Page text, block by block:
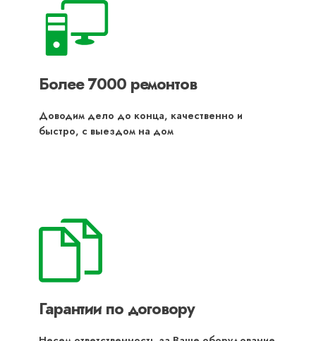
Более 7000 ремонтов
Доводим дело до конца, качественно и
быстро, с выездом на дом
Гарантии по договору